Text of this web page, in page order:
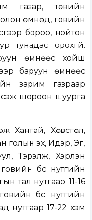
газар, төвийн
өмнөд, говийн
бороо, нойтон
тунадас орохгүй.
өмнөөс хойш
баруун өмнөөс
зарим газраар
шороон шуурга
Хангай, Хөвсгөл,
голын эх, Идэр, Эг,
Тэрэлж, Хэрлэн
бүс нутгийн
тал нутгаар 11-16
бүс нутгийн
нутгаар 17-22 хэм